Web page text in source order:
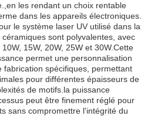
les rendant un choix rentable
dans les appareils électroniques.
le système laser UV utilisé dans la
sont polyvalentes, avec
15W, 20W, 25W et 30W.Cette
permet une personnalisation
fabrication spécifiques, permettant
pour différentes épaisseurs de
de motifs.la puissance
peut être finement réglé pour
sans compromettre l'intégrité du